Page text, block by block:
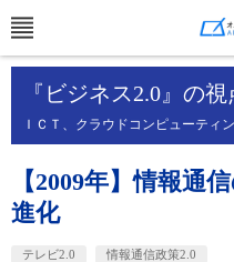
『ビジネス2.0』の視
ＩＣＴ、クラウドコンピューティ
【2009年】情報通
進化
テレビ2.0 情報通信政策2.0